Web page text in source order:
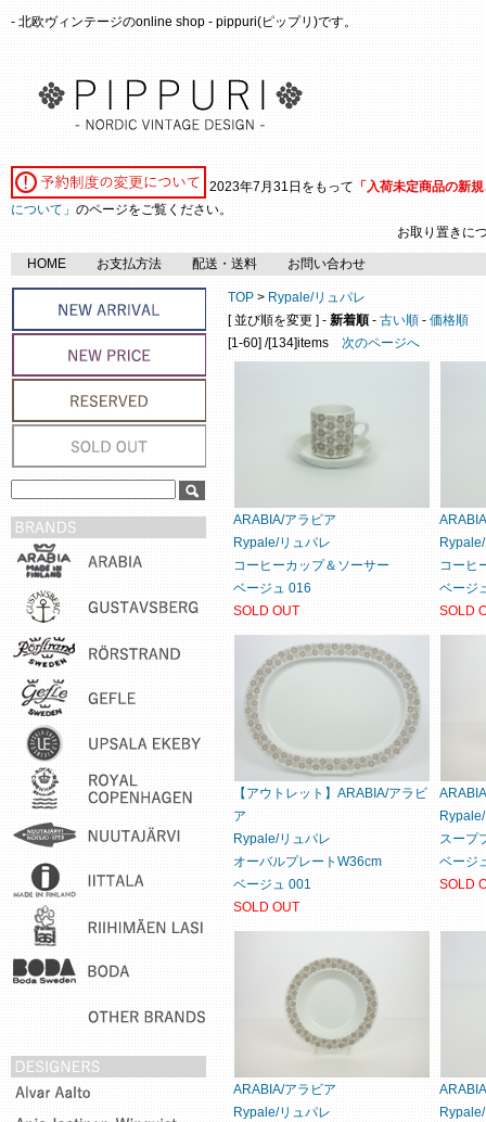
- 北欧ヴィンテージのonline shop - pippuri(ピップリ)です。
2023年7月31日をもって 「入荷未定商品の新
について」 のページをご覧ください。
お取り置きに
HOME お支払方法 配送・送料 お問い合わせ
TOP > Rypale/リュパレ
[ 並び順を変更 ] - 新着順 - 古い順 - 価格順
[1-60] /[134]items 次のページへ
ARABIA/アラビア
Rypale/リュパレ
コーヒーカップ＆ソーサー
ベージュ 016
SOLD OUT
コーヒ
ベージ
SOLD
【アウトレット】ARABIA/アラビ
ア
Rypale/リュパレ
オーバルプレートW36cm
ベージュ 001
SOLD OUT
スープ
ベージ
SOLD
ARABIA/アラビア
Rypale/リュパレ